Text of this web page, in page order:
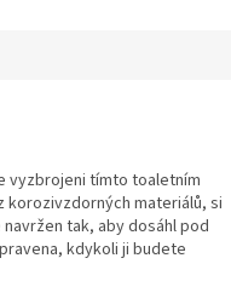
vyzbrojeni tímto toaletním
korozivzdorných materiálů, si
tak, aby dosáhl pod
kdykoli ji budete